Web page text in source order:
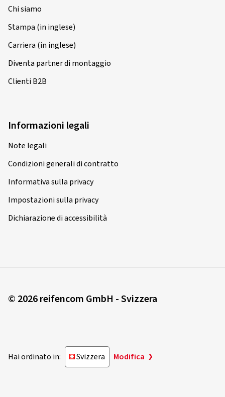
Chi siamo
Stampa (in inglese)
Carriera (in inglese)
Diventa partner di montaggio
Clienti B2B
Informazioni legali
Note legali
Condizioni generali di contratto
Informativa sulla privacy
Impostazioni sulla privacy
Dichiarazione di accessibilità
© 2026 reifencom GmbH - Svizzera
Hai ordinato in: Svizzera Modifica